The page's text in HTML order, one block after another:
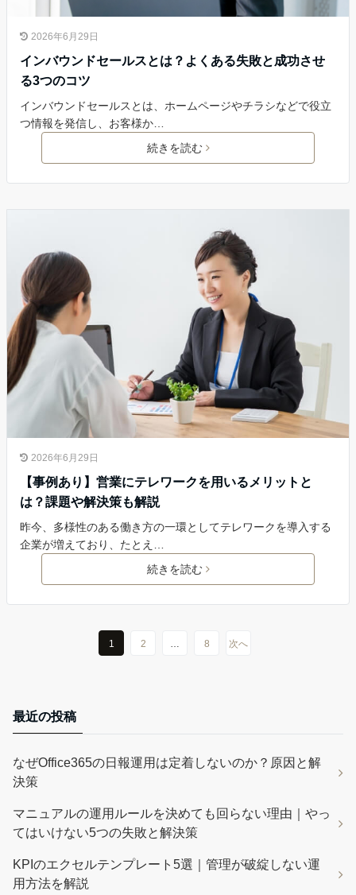
2026年6月29日
インバウンドセールスとは？よくある失敗と成功させ
る3つのコツ
インバウンドセールスとは、ホームページやチラシなどで役立
つ情報を発信し、お客様か…
続きを読む
2026年6月29日
【事例あり】営業にテレワークを用いるメリットと
は？課題や解決策も解説
昨今、多様性のある働き方の一環としてテレワークを導入する
企業が増えており、たとえ…
続きを読む
1 2 8 次へ
最近の投稿
なぜOffice365の日報運用は定着しないのか？原因と解
決策
マニュアルの運用ルールを決めても回らない理由｜やっ
てはいけない5つの失敗と解決策
KPIのエクセルテンプレート5選｜管理が破綻しない運
用方法を解説